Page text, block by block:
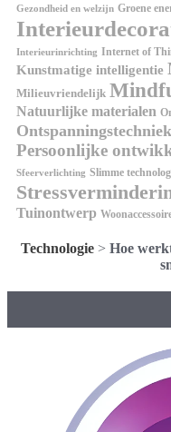
Gezondheid en welzijn Groene
Interieurinrichting Internet of
Kunstmatige intelligentie
Milieuvriendelijk
Natuurlijke materialen
Persoonlijke
Sfeerverlichting Slimme
Tuinontwerp
Technologie> Hoe